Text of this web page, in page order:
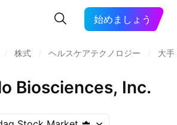
始めましょう
株式 ヘルスケアテクノロジー 大手
Biosciences, Inc.